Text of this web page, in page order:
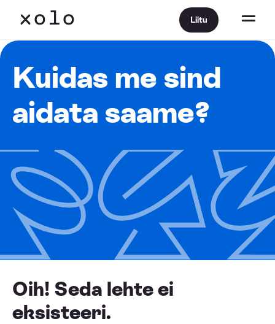
Liitu
Kuidas me sind
aidata saame?
Oih! Seda lehte ei
eksisteeri.